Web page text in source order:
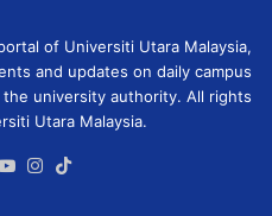
of Universiti Utara Malaysia,
and updates on daily campus
university authority. All rights
Utara Malaysia.
X YouTubeInstagram